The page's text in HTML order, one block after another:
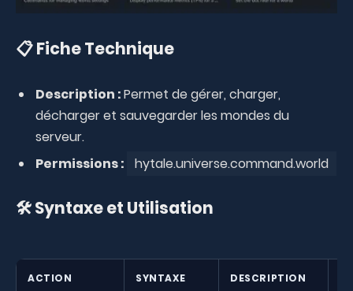
📋 Fiche Technique
Description :Permet de gérer, charger,
décharger et sauvegarder les mondes du
serveur.
Permissions :
hytale.universe.command.world
🛠️ Syntaxe et Utilisation
ACTION SYNTAXE DESCRIPTION